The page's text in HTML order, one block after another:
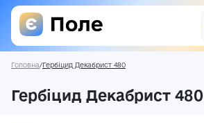
Головна/Гербіцид Декабрист 480
Гербіцид Декабрист 480